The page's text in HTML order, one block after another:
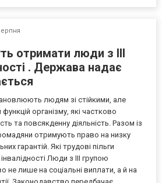
отримати люди з III
. Держава надає
людям зі стійкими, але
організму, які частково
та повсякденну діяльність. Разом із
отримують право на низку
гарантій. Які трудові пільги
Люди з III групою
не лише на соціальні виплати, а й на